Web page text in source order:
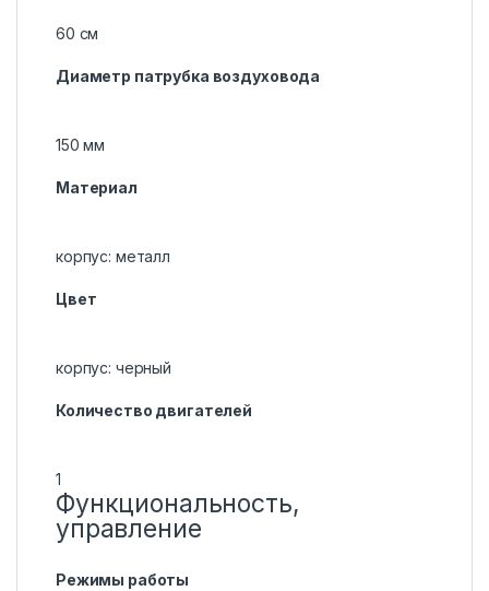
60 см
Диаметр патрубка воздуховода
150 мм
Материал
корпус: металл
Цвет
корпус: черный
Количество двигателей
1
Функциональность,
управление
Режимы работы